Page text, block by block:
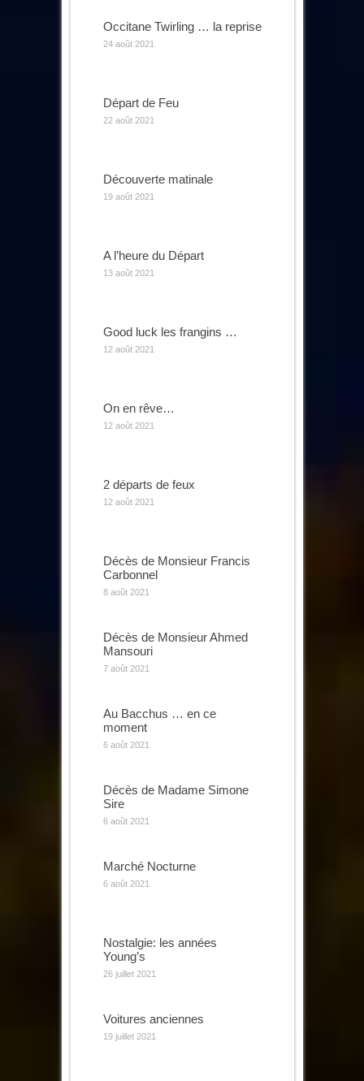
Occitane Twirling … la reprise
24 août 2021
Départ de Feu
22 août 2021
Découverte matinale
19 août 2021
A l’heure du Départ
13 août 2021
Good luck les frangins …
12 août 2021
On en rêve…
12 août 2021
2 départs de feux
12 août 2021
Décès de Monsieur Francis
Carbonnel
8 août 2021
Décès de Monsieur Ahmed
Mansouri
7 août 2021
Au Bacchus … en ce
moment
6 août 2021
Décès de Madame Simone
Sire
6 août 2021
Marché Nocturne
6 août 2021
Nostalgie: les années
Young’s
26 juillet 2021
Voitures anciennes
19 juillet 2021